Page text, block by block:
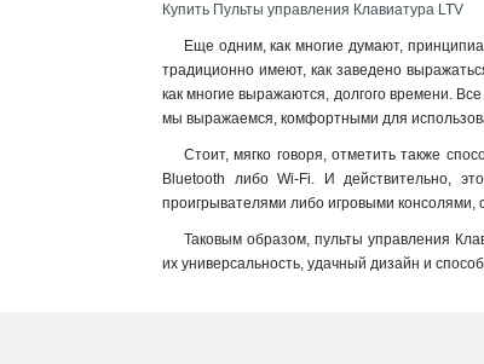
Купить Пульты управления Клавиатура LTV
Еще одним, как многие думают,
традиционно имеют, как заведено
как многие выражаются, долгого времени.
мы выражаемся, комфортными для
Стоит, мягко говоря, отметить также
Bluetooth либо Wi-Fi. И действительно,
проигрывателями либо игровыми консолями,
Таковым образом, пульты управления
их универсальность, удачный дизайн и